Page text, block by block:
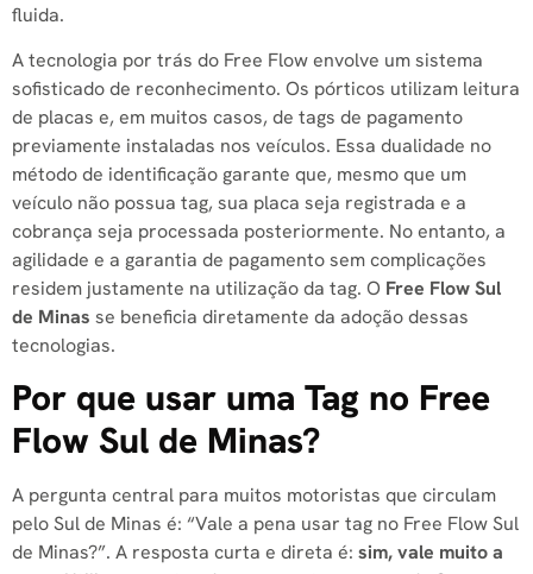
fluida.
A tecnologia por trás do Free Flow envolve um sistema
sofisticado de reconhecimento. Os pórticos utilizam leitura
de placas e, em muitos casos, de tags de pagamento
previamente instaladas nos veículos. Essa dualidade no
método de identificação garante que, mesmo que um
veículo não possua tag, sua placa seja registrada e a
cobrança seja processada posteriormente. No entanto, a
agilidade e a garantia de pagamento sem complicações
residem justamente na utilização da tag. O Free Flow Sul
de Minas se beneficia diretamente da adoção dessas
tecnologias.
Por que usar uma Tag no Free
Flow Sul de Minas?
A pergunta central para muitos motoristas que circulam
pelo Sul de Minas é: “Vale a pena usar tag no Free Flow Sul
de Minas?”. A resposta curta e direta é: sim, vale muito a